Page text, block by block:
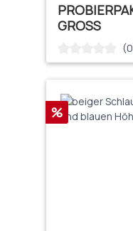
GROSS
Rabatt
%